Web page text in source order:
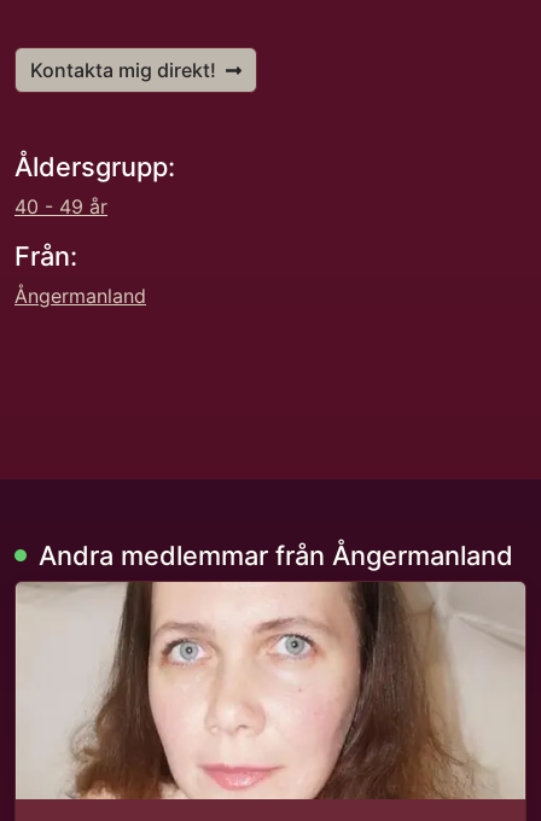
Kontakta mig direkt!
Åldersgrupp:
40 - 49 år
Från:
Ångermanland
Andra medlemmar från Ångermanland